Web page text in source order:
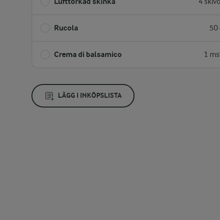
Rucola 50
Crema di balsamico 1
LÄGG I INKÖPSLISTA